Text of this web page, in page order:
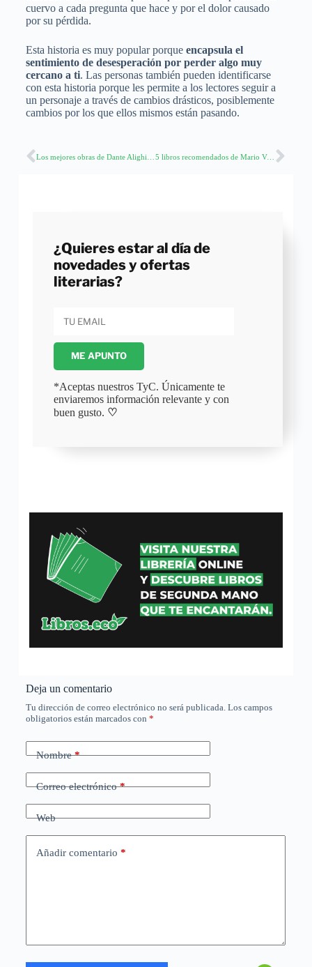
cuervo a cada pregunta que hace y por el dolor causado
por su pérdida.
Esta historia es muy popular porque encapsula el
sentimiento de desesperación por perder algo muy
cercano a ti. Las personas también pueden identificarse
con esta historia porque les permite a los lectores seguir a
un personaje a través de cambios drásticos, posiblemente
cambios por los que ellos mismos están pasando.
5 libros recomendados de Mario Vargas Llosa
¿Quieres estar al día de
novedades y ofertas
literarias?
ME APUNTO
*Aceptas nuestros TyC. Únicamente te
enviaremos información relevante y con
buen gusto. ♡
Deja un comentario
Tu dirección de correo electrónico no será publicada. Los campos
obligatorios están marcados con *
Nombre*
Correo electrónico*
Web
Añadir comentario *